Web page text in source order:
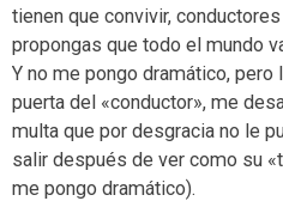
tienen que convivir,
propongas que todo el mundo
Y no me pongo dramático, pero
puerta del «conductor», me
multa que por desgracia no le
salir después de ver como su
me pongo dramático).